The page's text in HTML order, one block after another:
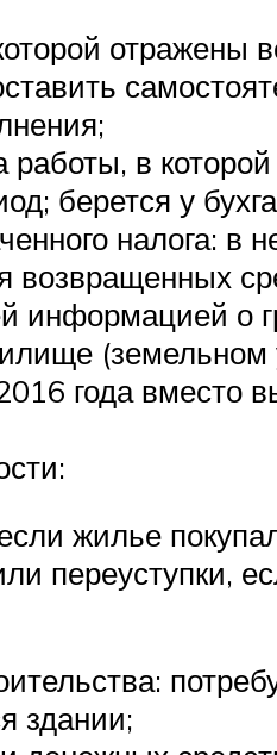
отражены
в
берется у
налога: в
возвращенных
о
(земельном
года вместо
жилье
переуступки,
здании;